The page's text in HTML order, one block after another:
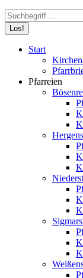
Search:
Start
Pfarreien